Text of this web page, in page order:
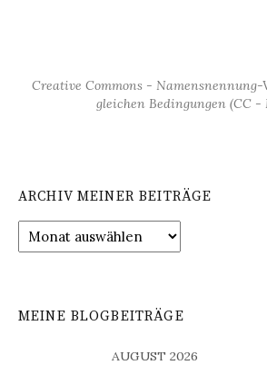
Creative Commons -
gleichen Bedingungen (CC -
ARCHIV MEINER BEITRÄGE
Archiv
meiner
MEINE BLOGBEITRÄGE
AUGUST 2026